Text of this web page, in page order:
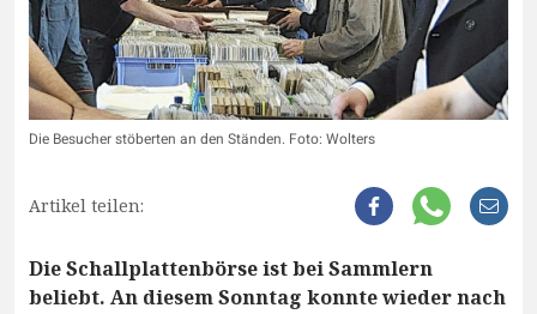
Die Besucher stöberten an den Ständen. Foto: Wolters
Artikel teilen:
Die Schallplattenbörse ist bei Sammlern
beliebt. An diesem Sonntag konnte wieder nach